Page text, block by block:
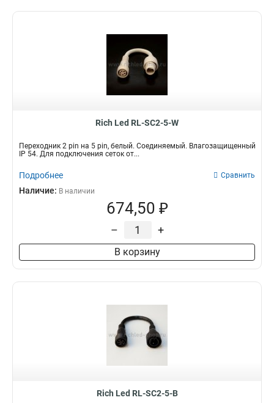
Rich Led RL-SC2-5-W
Переходник 2 pin на 5 pin, белый. Соединяемый. Влагозащищенный
IP 54. Для подключения сеток от...
Подробнее Сравнить
Наличие: В наличии
674,50 ₽
– +
В корзину
Rich Led RL-SC2-5-B